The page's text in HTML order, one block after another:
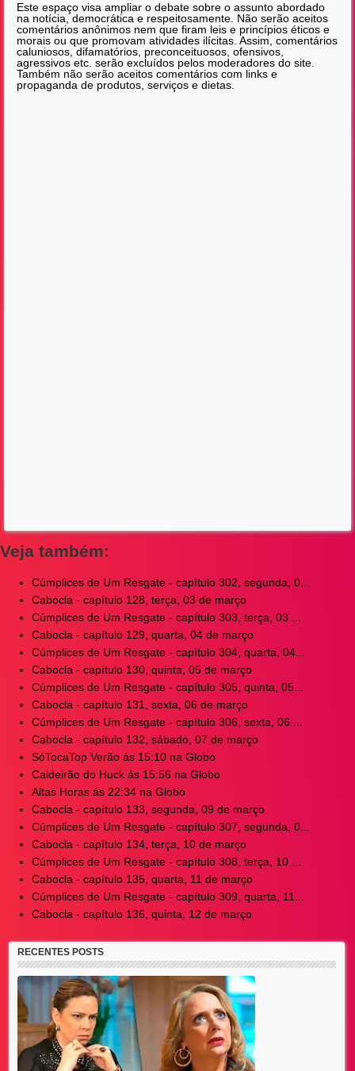
Este espaço visa ampliar o debate sobre o assunto abordado
na notícia, democrática e respeitosamente. Não serão aceitos
comentários anônimos nem que firam leis e princípios éticos e
morais ou que promovam atividades ilícitas. Assim, comentários
caluniosos, difamatórios, preconceituosos, ofensivos,
agressivos etc. serão excluídos pelos moderadores do site.
Também não serão aceitos comentários com links e
propaganda de produtos, serviços e dietas.
Veja também:
Cúmplices de Um Resgate - capítulo 302, segunda, 0...
Cabocla - capítulo 128, terça, 03 de março
Cúmplices de Um Resgate - capítulo 303, terça, 03 ...
Cabocla - capítulo 129, quarta, 04 de março
Cúmplices de Um Resgate - capítulo 304, quarta, 04...
Cabocla - capítulo 130, quinta, 05 de março
Cúmplices de Um Resgate - capítulo 305, quinta, 05...
Cabocla - capítulo 131, sexta, 06 de março
Cúmplices de Um Resgate - capítulo 306, sexta, 06 ...
Cabocla - capítulo 132, sábado, 07 de março
SóTocaTop Verão ás 15:10 na Globo
Caldeirão do Huck ás 15:56 na Globo
Altas Horas ás 22:34 na Globo
Cabocla - capítulo 133, segunda, 09 de março
Cúmplices de Um Resgate - capítulo 307, segunda, 0...
Cabocla - capítulo 134, terça, 10 de março
Cúmplices de Um Resgate - capítulo 308, terça, 10 ...
Cabocla - capítulo 135, quarta, 11 de março
Cúmplices de Um Resgate - capítulo 309, quarta, 11...
Cabocla - capítulo 136, quinta, 12 de março
RECENTES POSTS